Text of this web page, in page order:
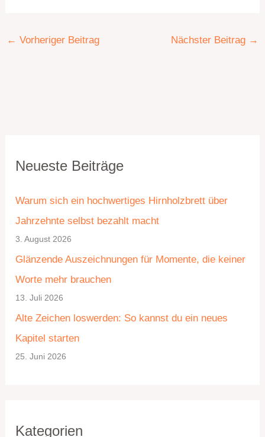
← Vorheriger Beitrag Nächster Beitrag →
Neueste Beiträge
Warum sich ein hochwertiges Hirnholzbrett über
Jahrzehnte selbst bezahlt macht
3. August 2026
Glänzende Auszeichnungen für Momente, die keiner
Worte mehr brauchen
13. Juli 2026
Alte Zeichen loswerden: So kannst du ein neues
Kapitel starten
25. Juni 2026
Kategorien
a
e
g
o
r
i
r
h
i
v